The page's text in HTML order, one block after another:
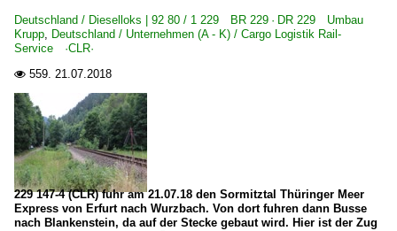
Deutschland / Dieselloks | 92 80 / 1 229 BR 229 · DR 229 Umbau
Krupp, Deutschland / Unternehmen (A - K) / Cargo Logistik Rail-
Service ·CLR·
 559. 21.07.2018
229 147-4 (CLR) fuhr am 21.07.18 den Sormitztal Thüringer Meer
Express von Erfurt nach Wurzbach. Von dort fuhren dann Busse
nach Blankenstein, da auf der Stecke gebaut wird. Hier ist der Zug